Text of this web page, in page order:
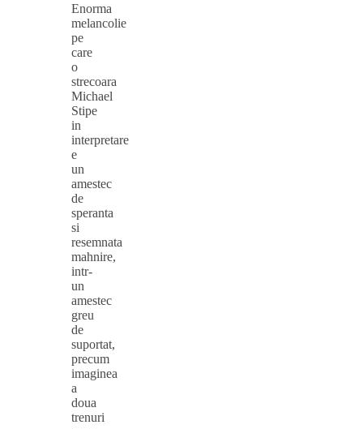
Enorma
melancolie
pe
care
o
strecoara
Michael
Stipe
in
interpretare
e
un
amestec
de
speranta
si
resemnata
mahnire,
intr-
un
amestec
greu
de
suportat,
precum
imaginea
a
doua
trenuri